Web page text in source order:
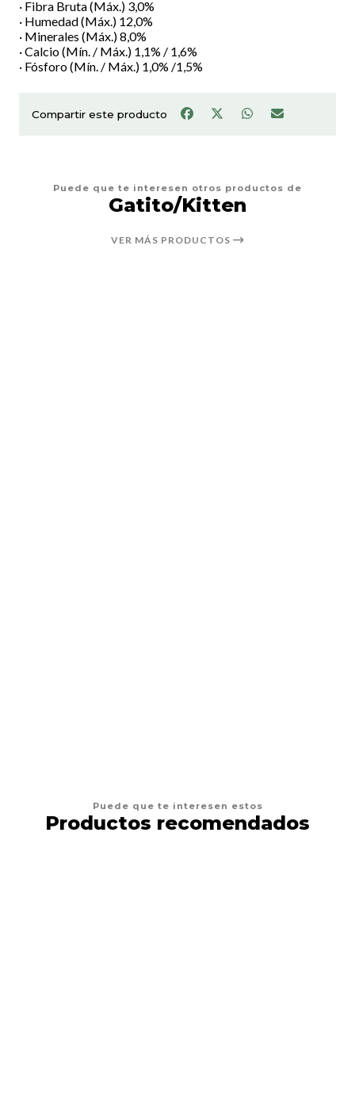
· Fibra Bruta (Máx.) 3,0%
· Humedad (Máx.) 12,0%
· Minerales (Máx.) 8,0%
· Calcio (Mín. / Máx.) 1,1% / 1,6%
· Fósforo (Mín. / Máx.) 1,0% /1,5%
Compartir este producto
Puede que te interesen otros productos de
Gatito/Kitten
VER MÁS PRODUCTOS
Puede que te interesen estos
Productos recomendados